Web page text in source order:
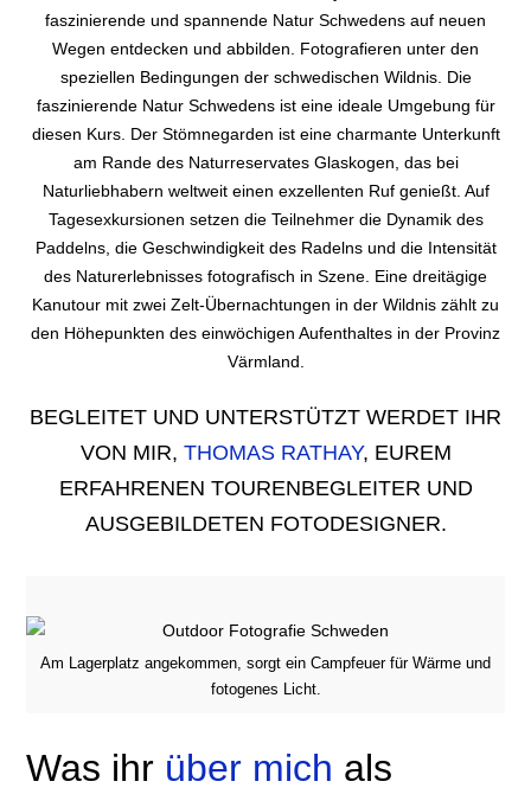
faszinierende und spannende Natur Schwedens auf neuen
Wegen entdecken und abbilden. Fotografieren unter den
speziellen Bedingungen der schwedischen Wildnis. Die
faszinierende Natur Schwedens ist eine ideale Umgebung für
diesen Kurs. Der Stömnegarden ist eine charmante Unterkunft
am Rande des Naturreservates Glaskogen, das bei
Naturliebhabern weltweit einen exzellenten Ruf genießt. Auf
Tagesexkursionen setzen die Teilnehmer die Dynamik des
Paddelns, die Geschwindigkeit des Radelns und die Intensität
des Naturerlebnisses fotografisch in Szene. Eine dreitägige
Kanutour mit zwei Zelt-Übernachtungen in der Wildnis zählt zu
den Höhepunkten des einwöchigen Aufenthaltes in der Provinz
Värmland.
BEGLEITET UND UNTERSTÜTZT WERDET IHR
VON MIR, THOMAS RATHAY, EUREM
ERFAHRENEN TOURENBEGLEITER UND
AUSGEBILDETEN FOTODESIGNER.
Am Lagerplatz angekommen, sorgt ein Campfeuer für Wärme und
fotogenes Licht.
Was ihr über mich als